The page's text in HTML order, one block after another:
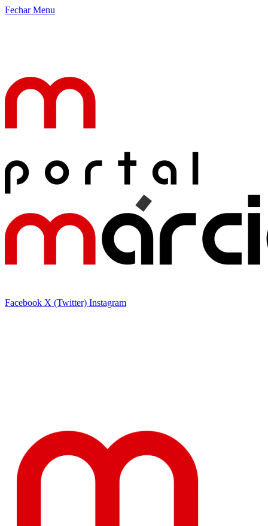
Fechar Menu
Facebook X (Twitter) Instagram